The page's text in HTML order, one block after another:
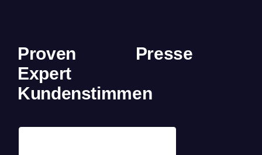
Proven
Expert
Kundenstimmen
Presse